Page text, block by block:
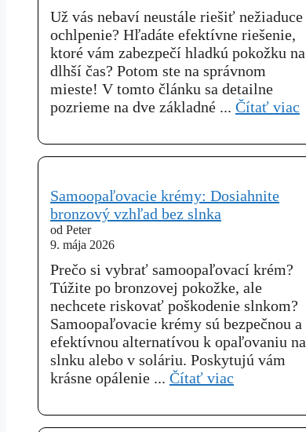
Už vás nebaví neustále riešiť nežiaduce
ochlpenie? Hľadáte efektívne riešenie,
ktoré vám zabezpečí hladkú pokožku na
dlhší čas? Potom ste na správnom
mieste! V tomto článku sa detailne
pozrieme na dve základné ... Čítať viac
Samoopaľovacie krémy: Dosiahnite
bronzový vzhľad bez slnka
od Peter
9. mája 2026
Prečo si vybrať samoopaľovací krém?
Túžite po bronzovej pokožke, ale
nechcete riskovať poškodenie slnkom?
Samoopaľovacie krémy sú bezpečnou a
efektívnou alternatívou k opaľovaniu na
slnku alebo v soláriu. Poskytujú vám
krásne opálenie ... Čítať viac